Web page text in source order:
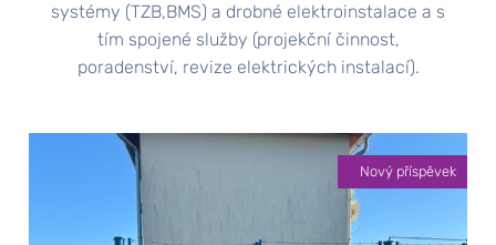
systémy (TZB,BMS) a drobné elektroinstalace a s
tím spojené služby (projekční činnost,
poradenství, revize elektrických instalací).
Nový příspěvek